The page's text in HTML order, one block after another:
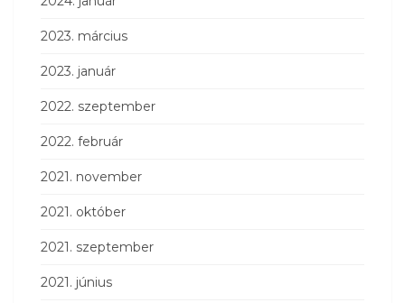
2023. március
2023. január
2022. szeptember
2022. február
2021. november
2021. október
2021. szeptember
2021. június